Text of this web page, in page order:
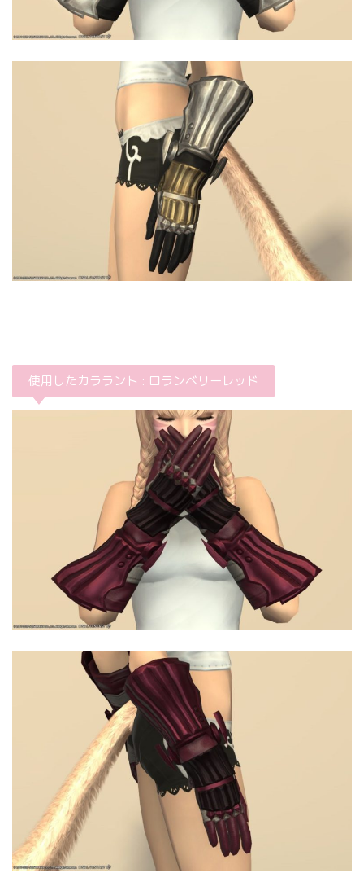
使用したカララント : ロランベリーレッド